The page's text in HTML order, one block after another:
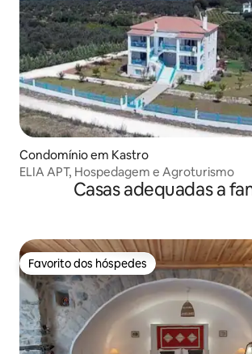
Condomínio em Kastro
ELIA APT, Hospedagem e Agroturismo
Casas adequadas a
Favorito dos hóspedes
Favorito dos hóspedes